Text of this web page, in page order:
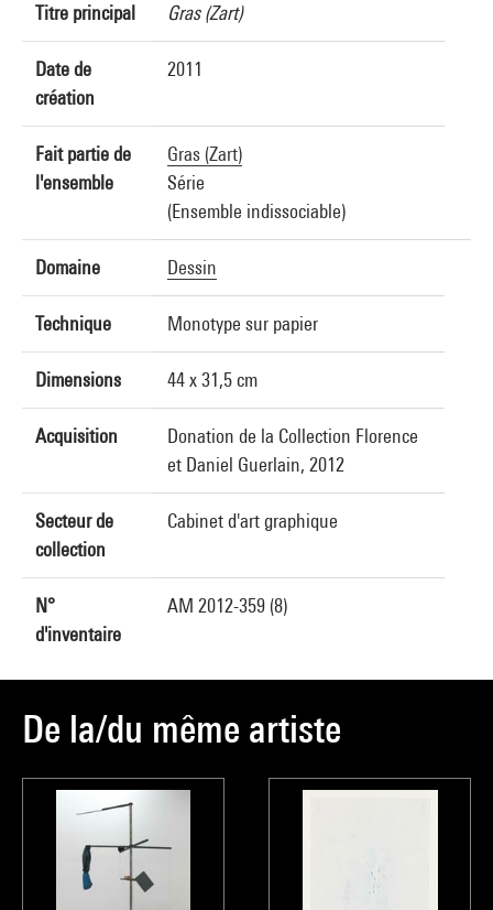
Titre principal Gras (Zart)
Date de
création
2011
Fait partie de
l'ensemble
Gras (Zart)
Série
(Ensemble indissociable)
Domaine Dessin
Technique Monotype sur papier
Dimensions 44 x 31,5 cm
Acquisition
Donation de la Collection Florence
et Daniel Guerlain, 2012
Secteur de
collection
Cabinet d'art graphique
N°
d'inventaire
AM 2012-359 (8)
De la/du même artiste